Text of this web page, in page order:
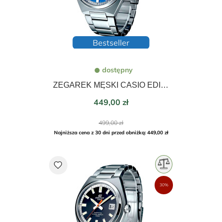
Bestseller
dostępny
ZEGAREK MĘSKI CASIO EDIFICE MOMENTUM SAPPHIRE 38,5mm EFB-109D-2AVEF
Cena
449,00 zł
Cena
podstawowa
499,00 zł
Najniższa cena z 30 dni przed obniżką: 449,00 zł
favorite
30%